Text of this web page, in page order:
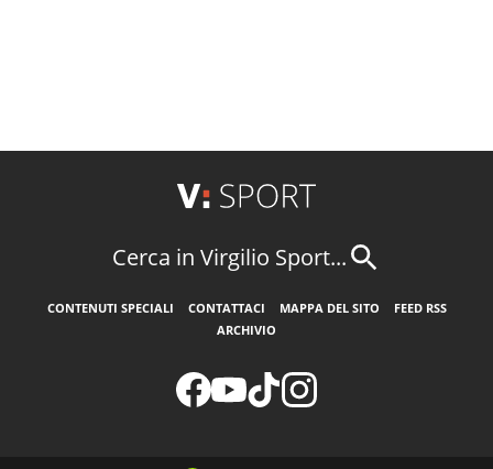
Cerca in Virgilio Sport...
CONTENUTI SPECIALI CONTATTACI MAPPA DEL SITO
FEED RSS
ARCHIVIO